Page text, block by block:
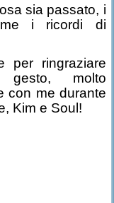
sia passato, i
i ricordi di
per ringraziare
gesto, molto
con me durante
Kim e Soul!